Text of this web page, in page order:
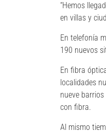
“Hemos
en villas y
En telefonía
190 nuevos
En fibra
localidades
nueve
con fibra.
Al mismo